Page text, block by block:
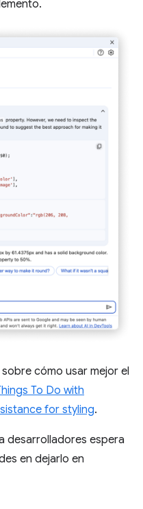
cómo usar mejor el
To Do with
for styling.
desarrolladores espera
en dejarlo en